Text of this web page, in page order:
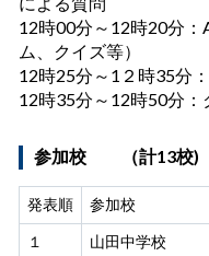
12時00分～12時20分
ム、クイズ等）
12時25分～1２時35分
12時35分～12時50分
参加校 （計13校)
発表順 参加校
１
山田中学校